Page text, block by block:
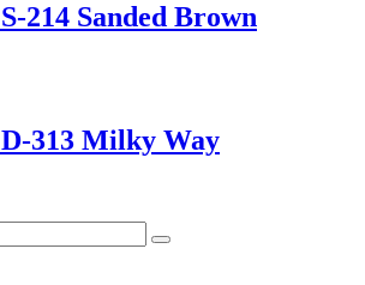
214 Sanded Brown
313 Milky Way